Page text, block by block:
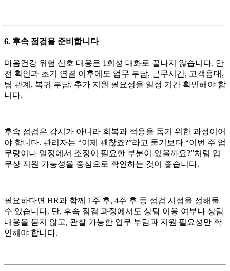
6. 후속 점검을 준비합니다
마음건강 위험 신호 대응은 1회성 대화로 끝나지 않습니다. 안
전 확인과 초기 연결 이후에도 업무 부담, 근무시간, 고객응대,
팀 관계, 복귀 부담, 추가 지원 필요성을 일정 기간 확인해야 합
니다.
후속 점검은 감시가 아니라 회복과 적응을 돕기 위한 과정이어
야 합니다. 관리자는 “이제 괜찮죠?”라고 묻기보다 “이번 주 업
무량이나 일정에서 조정이 필요한 부분이 있을까요?”처럼 업
무상 지원 가능성을 중심으로 확인하는 것이 좋습니다.
필요하다면 HR과 함께 1주 후, 4주 후 등 점검 시점을 정해둘
수 있습니다. 단, 후속 점검 과정에서도 상담 이용 여부나 상담
내용을 묻지 않고, 관찰 가능한 업무 부담과 지원 필요성만 확
인해야 합니다.